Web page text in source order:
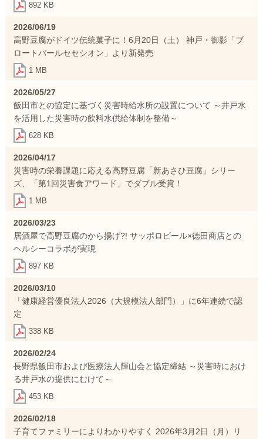
892 KB
2026/06/19
高野豆腐がドイツ伝統菓子に！6月20日（土） 神戸・御影「ブ
ロートバールセセシオン」より新発売
1 MB
2026/05/27
飯田市との協定に基づく災害時給水所の設置について ～井戸水
を活用した災害時の飲料水供給体制を整備～
628 KB
2026/04/17
災害時の栄養課題に応える高野豆腐「新あさひ豆腐」シリー
ズ、「第1回災害食アワード」でダブル受賞！
1 MB
2026/03/23
居酒屋で高野豆腐のから揚げ?! サッポロビール×徳田商店との
ヘルシーコラボが実現
897 KB
2026/03/10
「健康経営優良法人2026（大規模法人部門）」に6年連続で認
定
338 KB
2026/02/24
長野県飯田市および医療法人輝山会と協定締結 ～災害時におけ
る井戸水の提供にむけて～
453 KB
2026/02/18
子育てファミリーによりわかりやすく 2026年3月2日（月）リ